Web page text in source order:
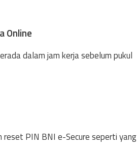
Online
dalam jam kerja sebelum pukul
reset PIN BNI e-Secure seperti yang